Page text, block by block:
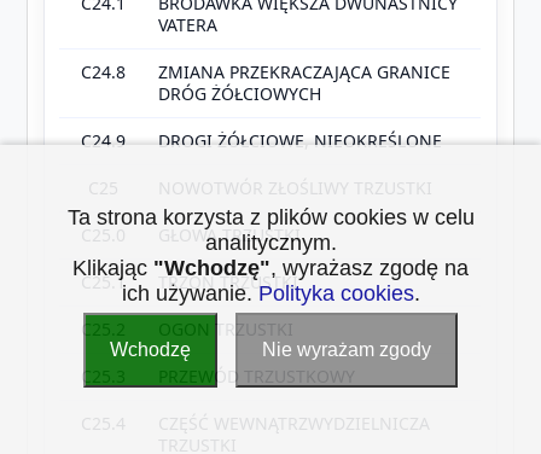
VATERA
C24.8
ZMIANA PRZEKRACZAJĄCA GRANICE
DRÓG ŻÓŁCIOWYCH
C24.9 DROGI ŻÓŁCIOWE, NIEOKREŚLONE
C25 NOWOTWÓR ZŁOŚLIWY TRZUSTKI
C25.0 GŁOWA TRZUSTKI
C25.1 TRZON TRZUSTKI
C25.2 OGON TRZUSTKI
C25.3 PRZEWÓD TRZUSTKOWY
C25.4
CZĘŚĆ WEWNĄTRZWYDZIELNICZA
TRZUSTKI
Ta strona korzysta z plików cookies w celu
analitycznym.
Klikając "Wchodzę", wyrażasz zgodę na
ich używanie.Polityka cookies.
Wchodzę Nie wyrażam zgody